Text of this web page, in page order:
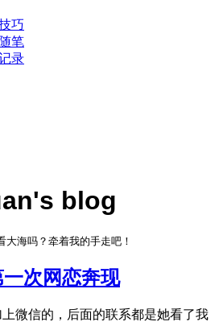
巧
笔
录
blog
大海吗？牵着我的手走吧！
次网恋奔现
微信的，后面的联系都是她看了我